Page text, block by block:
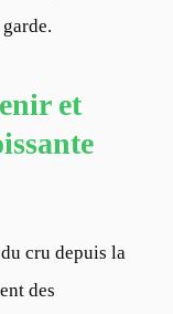
et
cru depuis la
des